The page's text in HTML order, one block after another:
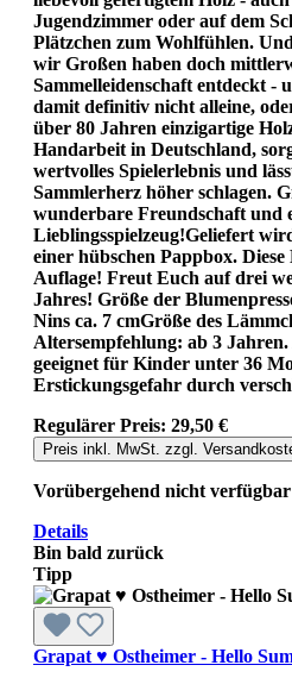
Jugendzimmer oder auf dem
Plätzchen zum Wohlfühlen.
wir Großen haben doch
Sammelleidenschaft entdeckt -
damit definitiv nicht alleine,
über 80 Jahren einzigartige
Handarbeit in Deutschland,
wertvolles Spielerlebnis und
Sammlerherz höher schlagen.
wunderbare Freundschaft und
Lieblingsspielzeug!Geliefert
einer hübschen Pappbox.
Auflage! Freut Euch auf drei
Jahres! Größe der
Nins ca. 7 cmGröße des
Altersempfehlung: ab 3
geeignet für Kinder unter 36
Erstickungsgefahr durch
Regulärer Preis: 29,50 €
Preis inkl. MwSt. zzgl.
Vorübergehend nicht verfügbar
Details
Bin bald zurück
Tipp
Grapat ♥ Ostheimer - Hello